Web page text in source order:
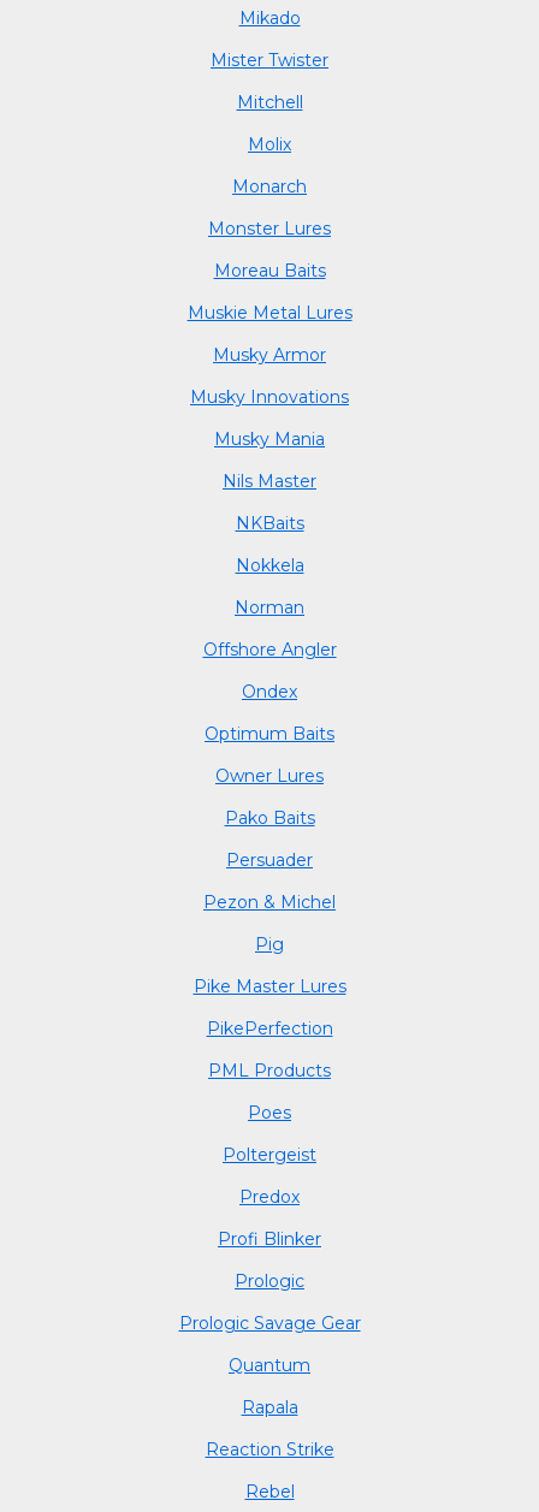
Mikado
Mister Twister
Mitchell
Molix
Monarch
Monster Lures
Moreau Baits
Muskie Metal Lures
Musky Armor
Musky Innovations
Musky Mania
Nils Master
NKBaits
Nokkela
Norman
Offshore Angler
Ondex
Optimum Baits
Owner Lures
Pako Baits
Persuader
Pezon & Michel
Pig
Pike Master Lures
PikePerfection
PML Products
Poes
Poltergeist
Predox
Profi Blinker
Prologic
Prologic Savage Gear
Quantum
Rapala
Reaction Strike
Rebel